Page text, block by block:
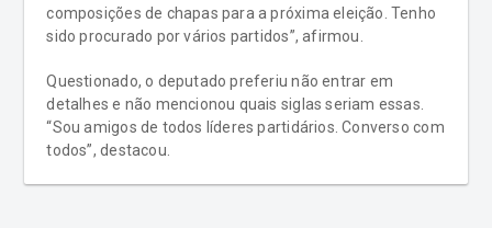
composições de chapas para a próxima eleição. Tenho
sido procurado por vários partidos”, afirmou.
Questionado, o deputado preferiu não entrar em
detalhes e não mencionou quais siglas seriam essas.
“Sou amigos de todos líderes partidários. Converso com
todos”, destacou.